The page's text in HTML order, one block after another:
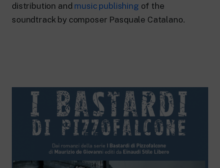
distribution and music publishing of the
soundtrack by composer Pasquale Catalano.